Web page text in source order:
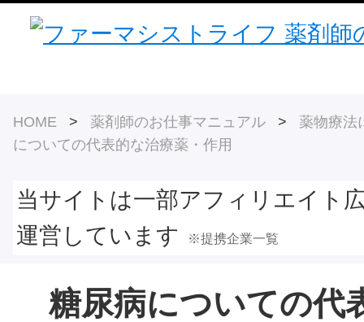
HOME > 薬剤師のお仕事マニュアル > 薬物療法
についての代表的な治療薬・作用
当サイトは一部アフィリエイト
運営しています
※提携企業一覧
糖尿病についての代